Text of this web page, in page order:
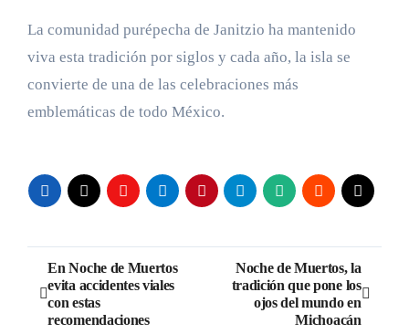
La comunidad purépecha de Janitzio ha mantenido
viva esta tradición por siglos y cada año, la isla se
convierte de una de las celebraciones más
emblemáticas de todo México.
Navegación
de
En Noche de Muertos
evita accidentes viales
con estas
recomendaciones
Noche de Muertos, la
tradición que pone los
ojos del mundo en
Michoacán